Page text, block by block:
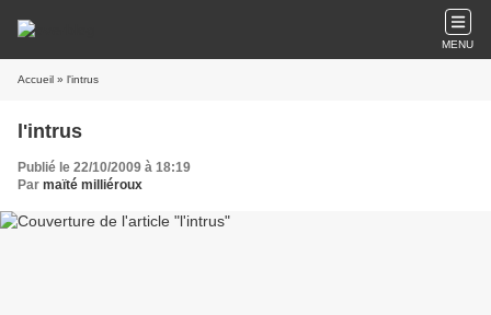
MENU
Accueil » l'intrus
l'intrus
Publié le 22/10/2009 à 18:19
Par maïté milliéroux